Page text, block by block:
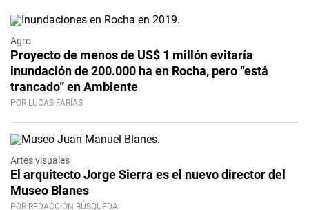
Agro
Proyecto de menos de US$ 1 millón evitaría
inundación de 200.000 ha en Rocha, pero “está
trancado” en Ambiente
POR LUCAS FARÍAS
Artes visuales
El arquitecto Jorge Sierra es el nuevo director del
Museo Blanes
POR REDACCIÓN BÚSQUEDA